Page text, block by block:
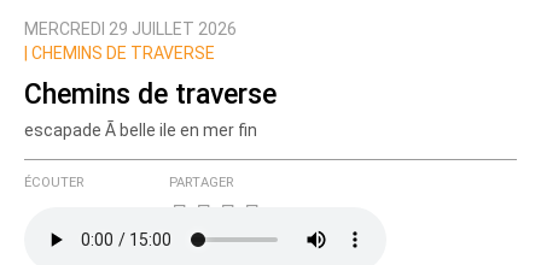
Prévenez-moi de tous les nouveaux commentaires
MERCREDI 29 JUILLET 2026
CHEMINS DE TRAVERSE
Chemins de traverse
escapade Ã belle ile en mer fin
ÉCOUTER PARTAGER